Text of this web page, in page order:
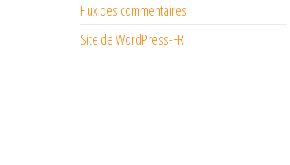
Flux des commentaires
Site de WordPress-FR